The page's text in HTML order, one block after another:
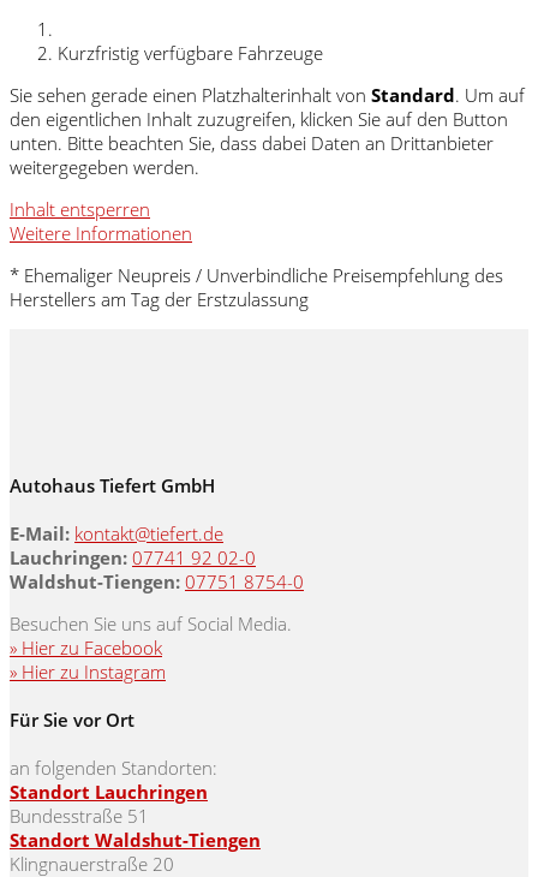
Kurzfristig verfügbare Fahrzeuge
Sie sehen gerade einen Platzhalterinhalt von Standard. Um auf
den eigentlichen Inhalt zuzugreifen, klicken Sie auf den Button
unten. Bitte beachten Sie, dass dabei Daten an Drittanbieter
weitergegeben werden.
Inhalt entsperren
Weitere Informationen
* Ehemaliger Neupreis / Unverbindliche Preisempfehlung des
Herstellers am Tag der Erstzulassung
Autohaus Tiefert GmbH
E-Mail: kontakt@tiefert.de
Lauchringen: 07741 92 02-0
Waldshut-Tiengen: 07751 8754-0
Besuchen Sie uns auf Social Media.
» Hier zu Facebook
» Hier zu Instagram
Für Sie vor Ort
an folgenden Standorten:
Standort Lauchringen
Bundesstraße 51
Standort Waldshut-Tiengen
Klingnauerstraße 20